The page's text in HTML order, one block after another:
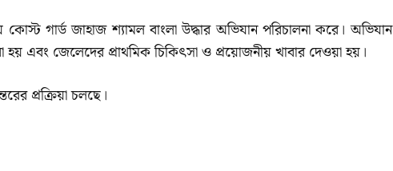
কোস্ট গার্ড জাহাজ শ্যামল বাংলা উদ্ধার অভিযান পরিচালনা করে। অভিযান
এবং জেলেদের প্রাথমিক চিকিৎসা ও প্রয়োজনীয় খাবার দেওয়া হয়।
প্রক্রিয়া চলছে।